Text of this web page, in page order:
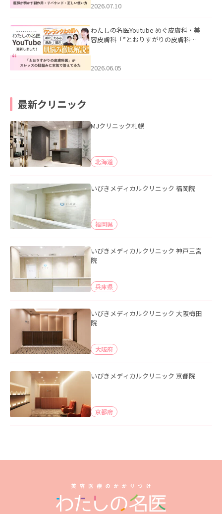
た。
2026.07.10
わたしの名医Youtube めぐ皮膚科・美
容皮膚科「”とおりすがりの皮膚科
2026.06.05
最新クリニック
MJクリニック札幌
北海道
いびきメディカルクリニック 福岡院
福岡県
いびきメディカルクリニック 神戸三宮
院
兵庫県
いびきメディカルクリニック 大阪梅田
院
大阪府
いびきメディカルクリニック 京都院
京都府